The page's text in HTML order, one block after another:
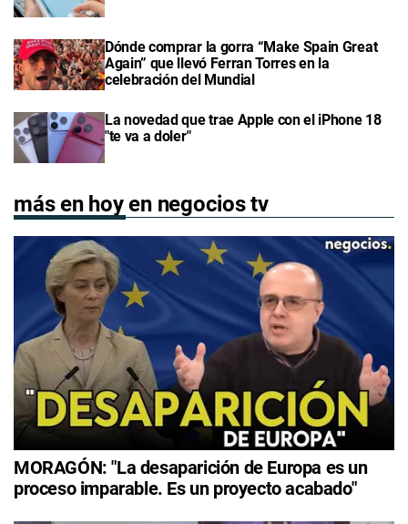
Dónde comprar la gorra “Make Spain Great
Again” que llevó Ferran Torres en la
celebración del Mundial
La novedad que trae Apple con el iPhone 18
"te va a doler"
más en hoy en negocios tv
MORAGÓN: "La desaparición de Europa es un
proceso imparable. Es un proyecto acabado"